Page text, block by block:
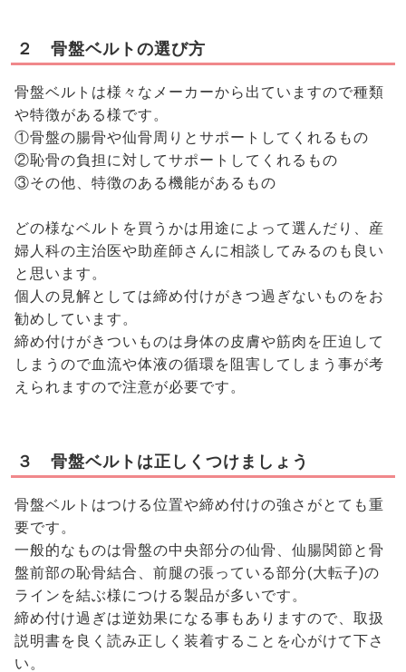
２ 骨盤ベルトの選び方
骨盤ベルトは様々なメーカーから出ていますので種類
や特徴がある様です。
①骨盤の腸骨や仙骨周りとサポートしてくれるもの
②恥骨の負担に対してサポートしてくれるもの
③その他、特徴のある機能があるもの
どの様なベルトを買うかは用途によって選んだり、産
婦人科の主治医や助産師さんに相談してみるのも良い
と思います。
個人の見解としては締め付けがきつ過ぎないものをお
勧めしています。
締め付けがきついものは身体の皮膚や筋肉を圧迫して
しまうので血流や体液の循環を阻害してしまう事が考
えられますので注意が必要です。
３ 骨盤ベルトは正しくつけましょう
骨盤ベルトはつける位置や締め付けの強さがとても重
要です。
一般的なものは骨盤の中央部分の仙骨、仙腸関節と骨
盤前部の恥骨結合、前腿の張っている部分(大転子)の
ラインを結ぶ様につける製品が多いです。
締め付け過ぎは逆効果になる事もありますので、取扱
説明書を良く読み正しく装着することを心がけて下さ
い。